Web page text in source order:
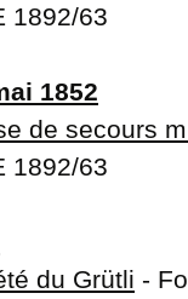
1892/63
1852
de secours
1892/63
du Grütli -